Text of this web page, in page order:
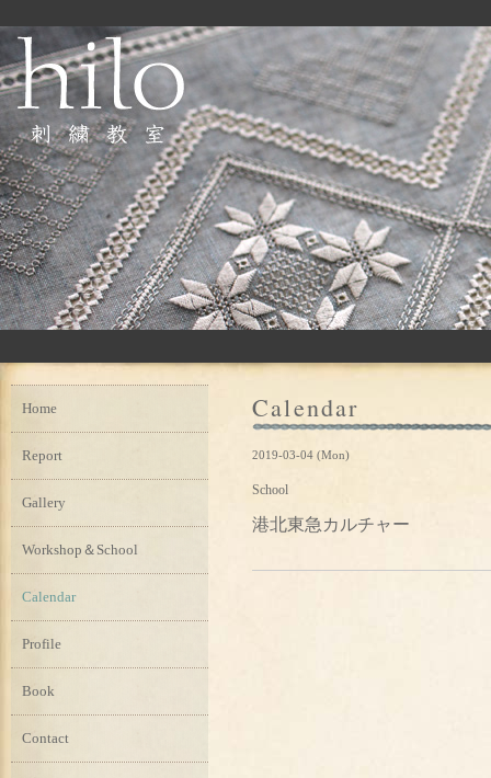
Calendar
2019-03-04 (Mon)
School
港北東急カルチャー
Home
Report
Gallery
Workshop＆School
Calendar
Profile
Book
Contact